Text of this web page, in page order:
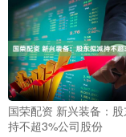
国荣配资 新兴装备：
持不超3%公司股份